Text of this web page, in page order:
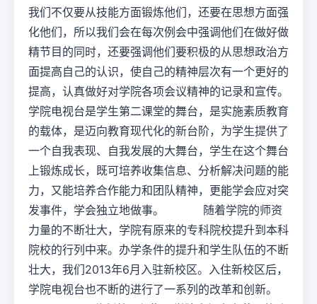
我们不仅要从技能方面锻炼他们，还要在思想方面强
化他们，所以我们会在每次例会中强调他们在做好做
精节目的同时，还要强调他们要积极的从思想政治方
面提高自己的认识，使自己的精神层次有一个更好的
提高，认真做好对学院各项会议精神的记录和宣传。
学院电视台是学生第二课堂的舞台，是实施素质教育
的载体，是迈向教育现代化的新台阶，为学生提供了
一个自我表现、自我发展的大舞台，学生在这个舞台
上锻炼成长，既可培养收集信息、分析解决问题的能
力，又能培养合作能力和团队精神，更能学会应对突
发事件，学会独立地做事。 随着学院的师资
力量的不断壮大，学院有原来的专科院校提升到本科
院校的行列中来。办学条件的提升和学生队伍的不断
壮大，我们2013年6月入驻新校区。入住新校区后，
学院电视台也不断的进行了一系列的改革和创新。